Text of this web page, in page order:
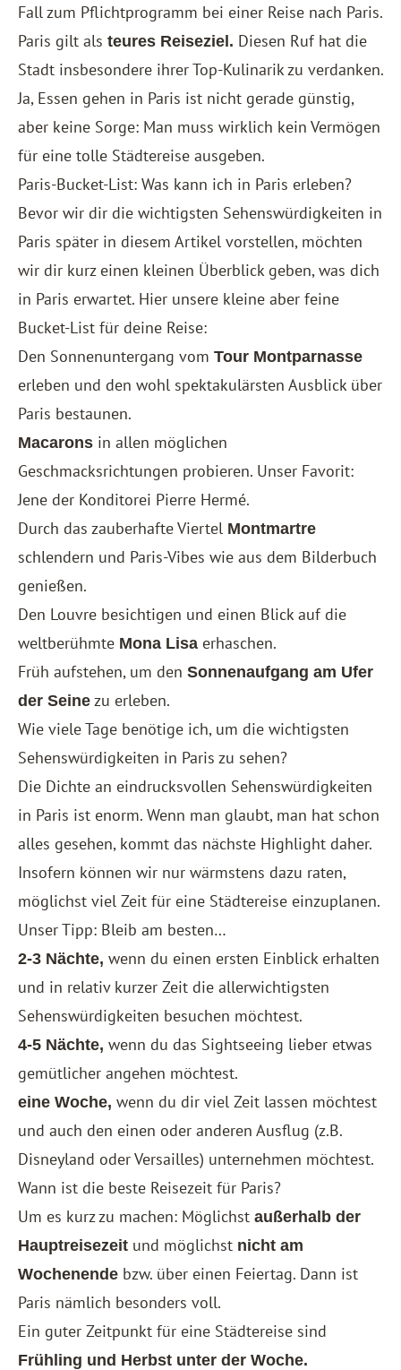
Fall zum Pflichtprogramm bei einer Reise nach Paris.
Paris gilt als teures Reiseziel. Diesen Ruf hat die
Stadt insbesondere ihrer Top-Kulinarik zu verdanken.
Ja, Essen gehen in Paris ist nicht gerade günstig,
aber keine Sorge: Man muss wirklich kein Vermögen
für eine tolle Städtereise ausgeben.
Paris-Bucket-List: Was kann ich in Paris erleben?
Bevor wir dir die wichtigsten Sehenswürdigkeiten in
Paris später in diesem Artikel vorstellen, möchten
wir dir kurz einen kleinen Überblick geben, was dich
in Paris erwartet. Hier unsere kleine aber feine
Bucket-List für deine Reise:
Den Sonnenuntergang vom Tour Montparnasse
erleben und den wohl spektakulärsten Ausblick über
Paris bestaunen.
Macarons in allen möglichen
Geschmacksrichtungen probieren. Unser Favorit:
Jene der Konditorei Pierre Hermé.
Durch das zauberhafte Viertel Montmartre
schlendern und Paris-Vibes wie aus dem Bilderbuch
genießen.
Den Louvre besichtigen und einen Blick auf die
weltberühmte Mona Lisa erhaschen.
Früh aufstehen, um den Sonnenaufgang am Ufer
der Seine zu erleben.
Wie viele Tage benötige ich, um die wichtigsten
Sehenswürdigkeiten in Paris zu sehen?
Die Dichte an eindrucksvollen Sehenswürdigkeiten
in Paris ist enorm. Wenn man glaubt, man hat schon
alles gesehen, kommt das nächste Highlight daher.
Insofern können wir nur wärmstens dazu raten,
möglichst viel Zeit für eine Städtereise einzuplanen.
Unser Tipp: Bleib am besten…
2-3 Nächte, wenn du einen ersten Einblick erhalten
und in relativ kurzer Zeit die allerwichtigsten
Sehenswürdigkeiten besuchen möchtest.
4-5 Nächte, wenn du das Sightseeing lieber etwas
gemütlicher angehen möchtest.
eine Woche, wenn du dir viel Zeit lassen möchtest
und auch den einen oder anderen Ausflug (z.B.
Disneyland oder Versailles) unternehmen möchtest.
Wann ist die beste Reisezeit für Paris?
Um es kurz zu machen: Möglichst außerhalb der
Hauptreisezeit und möglichst nicht am
Wochenende bzw. über einen Feiertag. Dann ist
Paris nämlich besonders voll.
Ein guter Zeitpunkt für eine Städtereise sind
Frühling und Herbst unter der Woche.